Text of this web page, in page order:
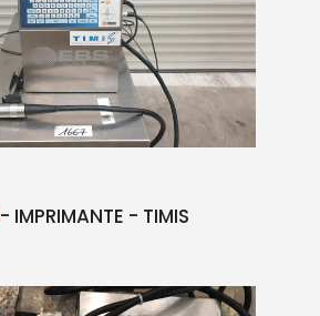
- IMPRIMANTE - TIMIS